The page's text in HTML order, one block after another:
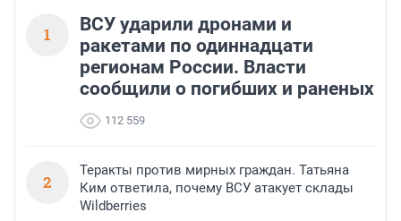
1
ВСУ ударили дронами и
ракетами по одиннадцати
регионам России. Власти
сообщили о погибших и раненых
112 559
2
Теракты против мирных граждан. Татьяна
Ким ответила, почему ВСУ атакует склады
Wildberries